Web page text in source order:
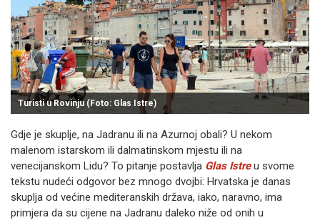
Turisti u Rovinju (Foto: Glas Istre)
Gdje je skuplje, na Jadranu ili na Azurnoj obali? U nekom
malenom istarskom ili dalmatinskom mjestu ili na
venecijanskom Lidu? To pitanje postavlja Glas Istreu svome
tekstu nudeći odgovor bez mnogo dvojbi: Hrvatska je danas
skuplja od većine mediteranskih država, iako, naravno, ima
primjera da su cijene na Jadranu daleko niže od onih u